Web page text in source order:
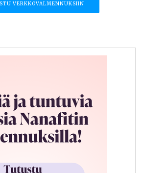
VERKKOVALMENNUKSIIN